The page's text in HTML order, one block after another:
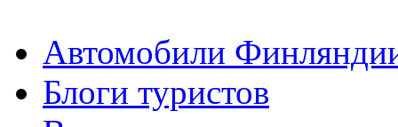
Автомобили
Блоги туристов